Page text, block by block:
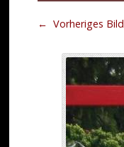
← Vorheriges Bild